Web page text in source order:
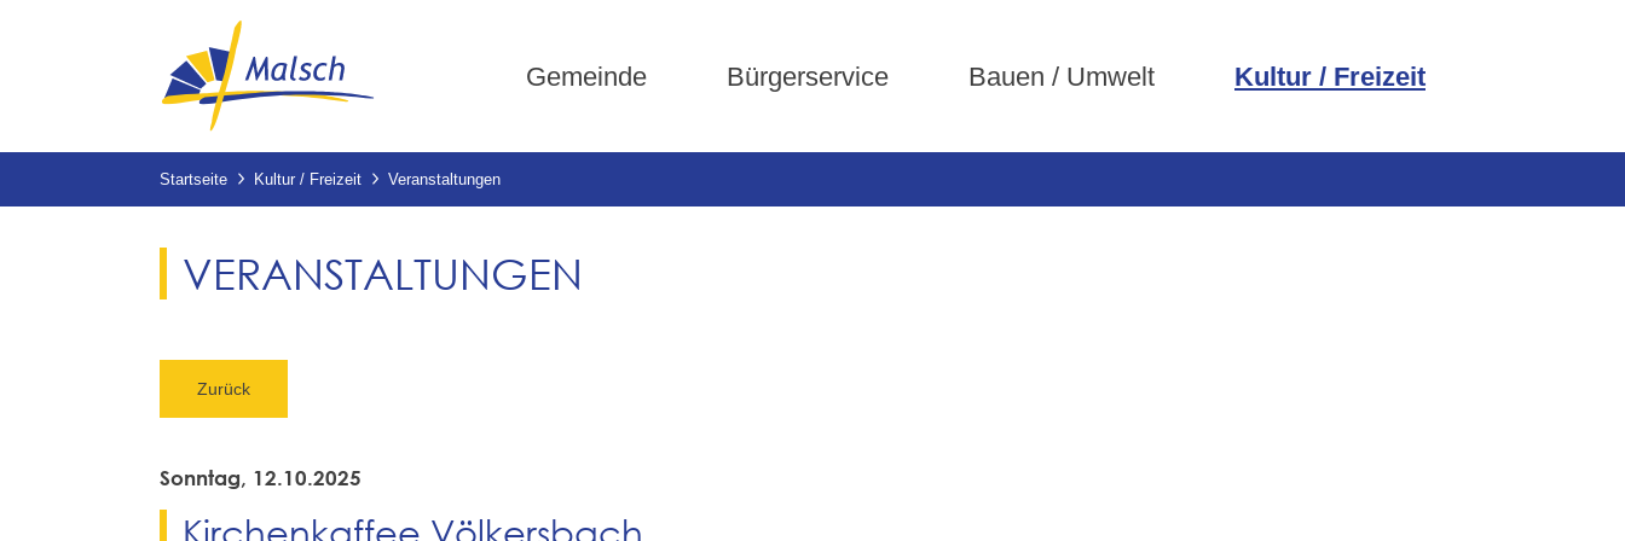
Gemeinde Bürgerservice Bauen / Umwelt Kultur / Freizeit
Startseite Kultur / Freizeit Veranstaltungen
VERANSTALTUNGEN
Zurück
Sonntag, 12.10.2025
Kirchenkaffee Völkersbach